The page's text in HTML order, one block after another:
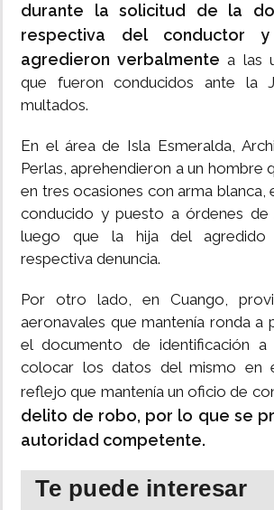
durante la solicitud de la
respectiva del conductor
agredieron verbalmente a las
que fueron conducidos ante la
multados.
En el área de Isla Esmeralda,
Perlas, aprehendieron a un hombre
en tres ocasiones con arma blanca,
conducido y puesto a órdenes de
luego que la hija del agredido
respectiva denuncia.
Por otro lado, en Cuango,
aeronavales que mantenía ronda a
el documento de identificación
colocar los datos del mismo en
reflejo que mantenía un oficio de
delito de robo, por lo que se
autoridad competente.
Te puede interesar